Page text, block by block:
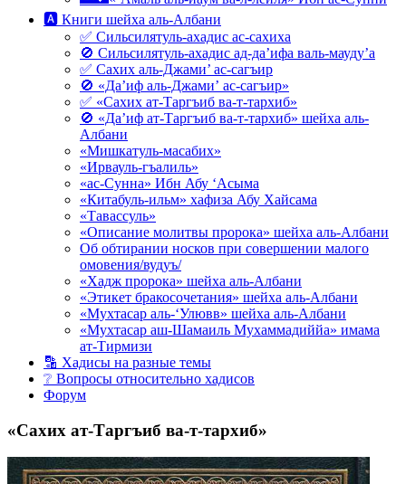
🅰 Книги шейха аль-Албани
✅ Сильсилятуль-ахадис ас-сахиха
🚫 Сильсилятуль-ахадис ад-да’ифа валь-мауду’а
✅ Сахих аль-Джами’ ас-сагъир
🚫 «Да’иф аль-Джами’ ас-сагъир»
✅ «Сахих ат-Таргъиб ва-т-тархиб»
🚫 «Да’иф ат-Таргъиб ва-т-тархиб» шейха аль-
Албани
«Мишкатуль-масабих»
«Ирвауль-гъалиль»
«ас-Сунна» Ибн Абу ‘Асыма
«Китабуль-ильм» хафиза Абу Хайсама
«Тавассуль»
«Описание молитвы пророка» шейха аль-Албани
Об обтирании носков при совершении малого
омовения/вудуъ/
«Хадж пророка» шейха аль-Албани
«Этикет бракосочетания» шейха аль-Албани
«Мухтасар аль-‘Улювв» шейха аль-Албани
«Мухтасар аш-Шамаиль Мухаммадиййа» имама
ат-Тирмизи
🔡 Хадисы на разные темы
❔ Вопросы относительно хадисов
Форум
«Сахих ат-Таргъиб ва-т-тархиб»